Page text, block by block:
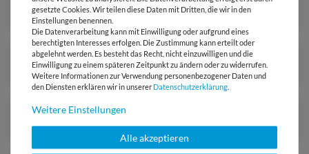
gesetzte Cookies. Wir teilen diese Daten mit Dritten, die wir in den
Einstellungen benennen.
Die Datenverarbeitung kann mit Einwilligung oder aufgrund eines
berechtigten Interesses erfolgen. Die Zustimmung kann erteilt oder
abgelehnt werden. Es besteht das Recht, nicht einzuwilligen und die
Einwilligung zu einem späteren Zeitpunkt zu ändern oder zu widerrufen.
Weitere Informationen zur Verwendung personenbezogener Daten und
den Diensten erklären wir in unserer Daten­schutz­erklärung
Weitere Einstellungen
Alle akzeptieren